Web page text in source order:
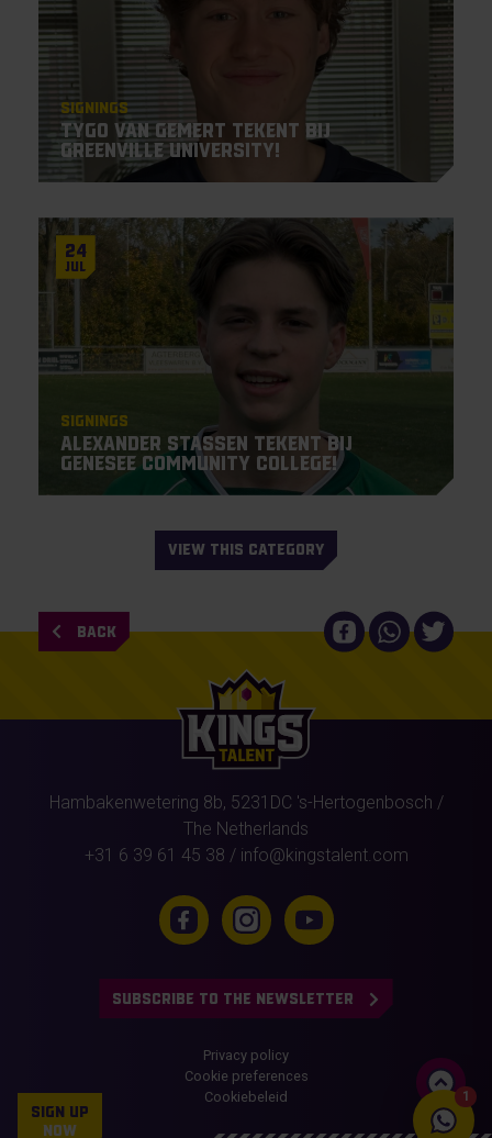
Signings
Tygo van Gemert tekent bij
Greenville University!
24
Jul
Signings
Alexander Stassen tekent bij
Genesee Community College!
VIEW THIS CATEGORY
BACK
Hambakenwetering 8b, 5231DC 's-Hertogenbosch /
The Netherlands
+31 6 39 61 45 38 / info@kingstalent.com
SUBSCRIBE TO THE NEWSLETTER
Privacy policy
Cookie preferences
Cookiebeleid
SIGN UP
NOW
1